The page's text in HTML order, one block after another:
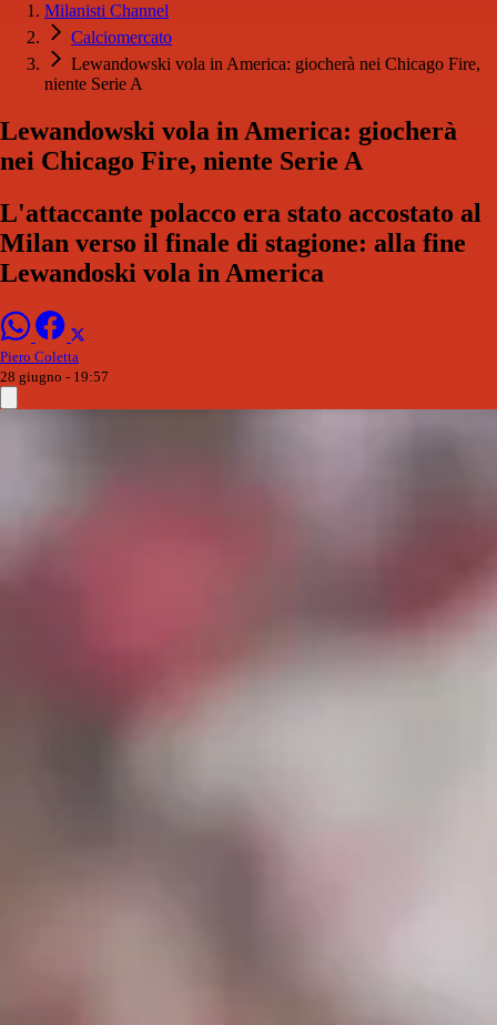
Milanisti Channel
Calciomercato
Lewandowski vola in America: giocherà nei Chicago Fire,
niente Serie A
Lewandowski vola in America: giocherà
nei Chicago Fire, niente Serie A
L'attaccante polacco era stato accostato al
Milan verso il finale di stagione: alla fine
Lewandoski vola in America
Piero Coletta
28 giugno - 19:57